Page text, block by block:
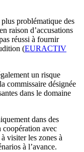
problématique des
raison d’accusations
réussi à fournir
(EURACTIV
un risque
commissaire désignée
dans le domaine
dans des
coopération avec
visiter les zones à
à l’avance.